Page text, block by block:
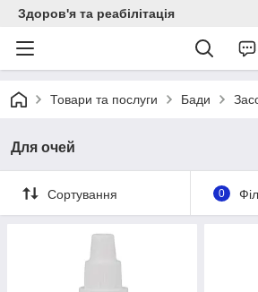
Здоров'я та реабілітація
Товари та послуги Бади
Для очей
Сортування 0